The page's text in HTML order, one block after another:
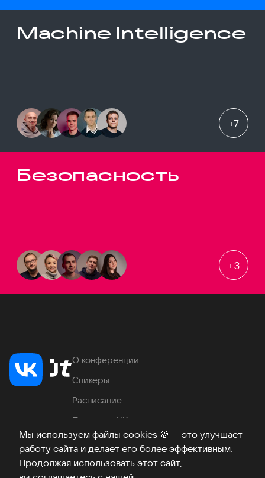
Мы используем файлы cookies 🍪 — это улучшает
работу сайта и делает его более эффективным.
Продолжая использовать этот сайт,
Machine Intelligence
+7
Безопасность
+3
О конференции
Спикеры
Расписание
Продукты VK
Место проведения
Часто задаваемые вопросы